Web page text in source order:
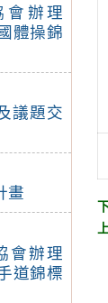
會辦理
體操錦
議題交
畫
會辦理
道錦標